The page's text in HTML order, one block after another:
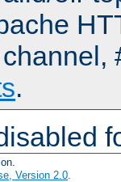
.
Version 2.0